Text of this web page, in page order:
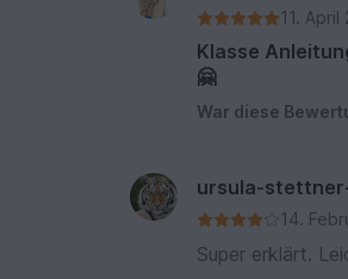
11. April
Klasse
🤗
War diese
ursula-
14.
Super erklärt.